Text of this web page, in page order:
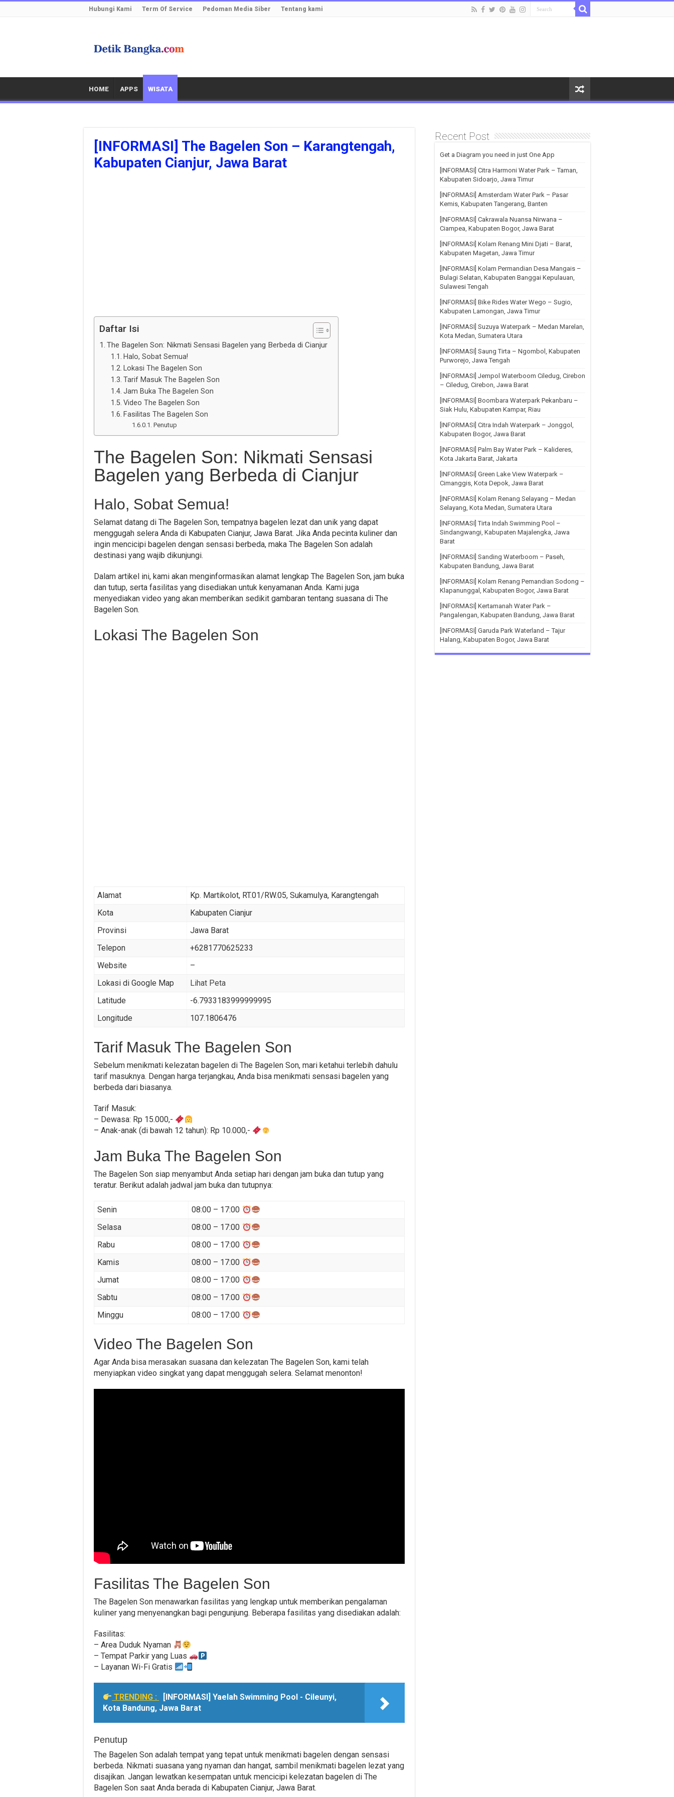
Hubungi Kami Term Of Service Pedoman Media Siber Tentang kami
HOME APPS WISATA
[INFORMASI] The Bagelen Son – Karangtengah,
Kabupaten Cianjur, Jawa Barat
Daftar Isi
The Bagelen Son: Nikmati Sensasi Bagelen yang Berbeda di Cianjur
Halo, Sobat Semua!
Lokasi The Bagelen Son
Tarif Masuk The Bagelen Son
Jam Buka The Bagelen Son
Video The Bagelen Son
Fasilitas The Bagelen Son
Penutup
The Bagelen Son: Nikmati Sensasi
Bagelen yang Berbeda di Cianjur
Halo, Sobat Semua!
Selamat datang di The Bagelen Son, tempatnya bagelen lezat dan unik yang dapat
menggugah selera Anda di Kabupaten Cianjur, Jawa Barat. Jika Anda pecinta kuliner dan
ingin mencicipi bagelen dengan sensasi berbeda, maka The Bagelen Son adalah
destinasi yang wajib dikunjungi.
Dalam artikel ini, kami akan menginformasikan alamat lengkap The Bagelen Son, jam buka
dan tutup, serta fasilitas yang disediakan untuk kenyamanan Anda. Kami juga
menyediakan video yang akan memberikan sedikit gambaran tentang suasana di The
Bagelen Son.
Lokasi The Bagelen Son
Alamat
Kp. Martikolot, RT.01/RW.05, Sukamulya, Karangtengah
Kota
Kabupaten Cianjur
Provinsi
Jawa Barat
Telepon
+6281770625233
Website
–
Lokasi di Google Map
Lihat Peta
Latitude
-6.7933183999999995
Longitude
107.1806476
Tarif Masuk The Bagelen Son
Sebelum menikmati kelezatan bagelen di The Bagelen Son, mari ketahui terlebih dahulu
tarif masuknya. Dengan harga terjangkau, Anda bisa menikmati sensasi bagelen yang
berbeda dari biasanya.
Tarif Masuk:
– Dewasa: Rp 15.000,-
– Anak-anak (di bawah 12 tahun): Rp 10.000,-
Jam Buka The Bagelen Son
The Bagelen Son siap menyambut Anda setiap hari dengan jam buka dan tutup yang
teratur. Berikut adalah jadwal jam buka dan tutupnya:
Senin
08:00 – 17:00
Selasa
08:00 – 17:00
Rabu
08:00 – 17:00
Kamis
08:00 – 17:00
Jumat
08:00 – 17:00
Sabtu
08:00 – 17:00
Minggu
08:00 – 17:00
Video The Bagelen Son
Agar Anda bisa merasakan suasana dan kelezatan The Bagelen Son, kami telah
menyiapkan video singkat yang dapat menggugah selera. Selamat menonton!
Fasilitas The Bagelen Son
The Bagelen Son menawarkan fasilitas yang lengkap untuk memberikan pengalaman
kuliner yang menyenangkan bagi pengunjung. Beberapa fasilitas yang disediakan adalah:
Fasilitas:
– Area Duduk Nyaman
– Tempat Parkir yang Luas
– Layanan Wi-Fi Gratis
TRENDING :
[INFORMASI] Yaelah Swimming Pool - Cileunyi,
Kota Bandung, Jawa Barat
Penutup
The Bagelen Son adalah tempat yang tepat untuk menikmati bagelen dengan sensasi
berbeda. Nikmati suasana yang nyaman dan hangat, sambil menikmati bagelen lezat yang
disajikan. Jangan lewatkan kesempatan untuk mencicipi kelezatan bagelen di The
Bagelen Son saat Anda berada di Kabupaten Cianjur, Jawa Barat.
Recent Post
Get a Diagram you need in just One App
[INFORMASI] Citra Harmoni Water Park – Taman,
Kabupaten Sidoarjo, Jawa Timur
[INFORMASI] Amsterdam Water Park – Pasar
Kemis, Kabupaten Tangerang, Banten
[INFORMASI] Cakrawala Nuansa Nirwana –
Ciampea, Kabupaten Bogor, Jawa Barat
[INFORMASI] Kolam Renang Mini Djati – Barat,
Kabupaten Magetan, Jawa Timur
[INFORMASI] Kolam Permandian Desa Mangais –
Bulagi Selatan, Kabupaten Banggai Kepulauan,
Sulawesi Tengah
[INFORMASI] Bike Rides Water Wego – Sugio,
Kabupaten Lamongan, Jawa Timur
[INFORMASI] Suzuya Waterpark – Medan Marelan,
Kota Medan, Sumatera Utara
[INFORMASI] Saung Tirta – Ngombol, Kabupaten
Purworejo, Jawa Tengah
[INFORMASI] Jempol Waterboom Ciledug, Cirebon
– Ciledug, Cirebon, Jawa Barat
[INFORMASI] Boombara Waterpark Pekanbaru –
Siak Hulu, Kabupaten Kampar, Riau
[INFORMASI] Citra Indah Waterpark – Jonggol,
Kabupaten Bogor, Jawa Barat
[INFORMASI] Palm Bay Water Park – Kalideres,
Kota Jakarta Barat, Jakarta
[INFORMASI] Green Lake View Waterpark –
Cimanggis, Kota Depok, Jawa Barat
[INFORMASI] Kolam Renang Selayang – Medan
Selayang, Kota Medan, Sumatera Utara
[INFORMASI] Tirta Indah Swimming Pool –
Sindangwangi, Kabupaten Majalengka, Jawa
Barat
[INFORMASI] Sanding Waterboom – Paseh,
Kabupaten Bandung, Jawa Barat
[INFORMASI] Kolam Renang Pemandian Sodong –
Klapanunggal, Kabupaten Bogor, Jawa Barat
[INFORMASI] Kertamanah Water Park –
Pangalengan, Kabupaten Bandung, Jawa Barat
[INFORMASI] Garuda Park Waterland – Tajur
Halang, Kabupaten Bogor, Jawa Barat